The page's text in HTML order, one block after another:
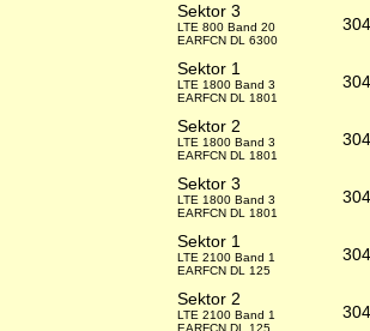
Sektor 3
LTE 800 Band 20
EARFCN DL 6300
Sektor 1
LTE 1800 Band 3
EARFCN DL 1801
Sektor 2
LTE 1800 Band 3
EARFCN DL 1801
Sektor 3
LTE 1800 Band 3
EARFCN DL 1801
Sektor 1
LTE 2100 Band 1
EARFCN DL 125
Sektor 2
LTE 2100 Band 1
EARFCN DL 125